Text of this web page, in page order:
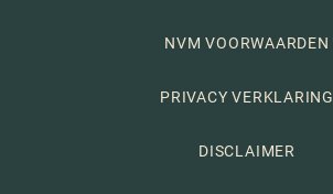
NVM VOORWAARDEN
PRIVACY VERKLARING
DISCLAIMER